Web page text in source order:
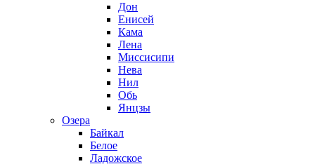
Дон
Енисей
Кама
Лена
Миссисипи
Нева
Нил
Обь
Янцзы
Озера
Байкал
Белое
Ладожское